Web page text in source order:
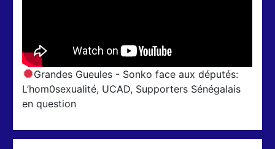
Grandes Gueules - Sonko face aux députés:
L’hom0sexualité, UCAD, Supporters Sénégalais
en question